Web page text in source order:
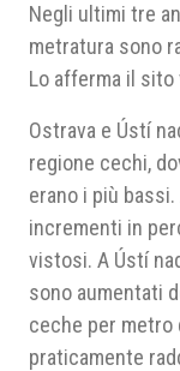
Area
Negli ultimi tre
metratura sono
Lo afferma il sito
Ostrava e Ústí
regione cechi,
erano i più
incrementi in
vistosi. A Ústí
sono aumentati
ceche per metro
praticamente